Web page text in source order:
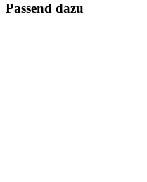
Passend dazu